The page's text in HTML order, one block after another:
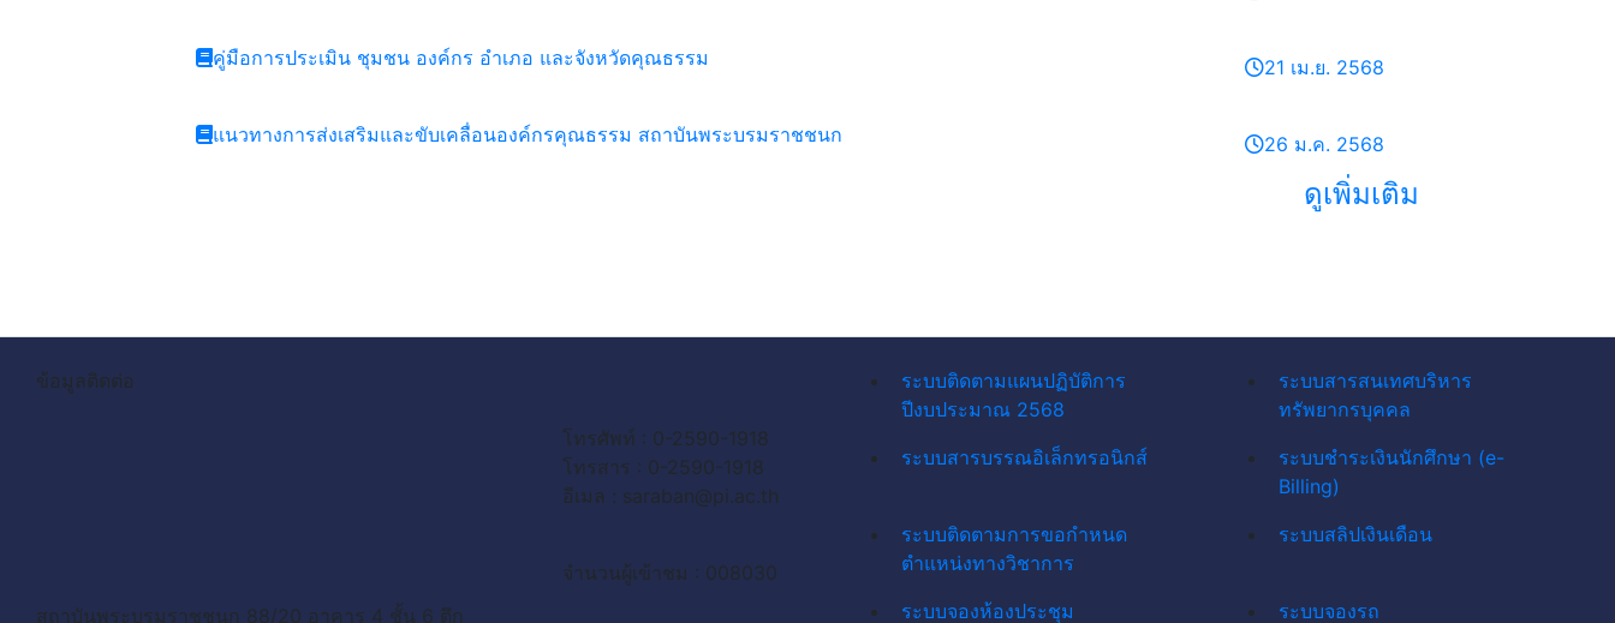
คู่มือการประเมิน ชุมชน องค์กร อำเภอ และจังหวัดคุณธรรม 21 เม.ย. 2568
แนวทางการส่งเสริมและขับเคลื่อนองค์กรคุณธรรม สถาบันพระบรมราชชนก 26 ม.ค. 2568
ดูเพิ่มเติม
ข้อมูลติดต่อ
สถาบันพระบรมราชชนก 88/20 อาคาร 4 ชั้น 6 ตึก
โทรศัพท์ : 0-2590-1918
โทรสาร : 0-2590-1918
อีเมล : saraban@pi.ac.th
จำนวนผู้เข้าชม : 008030
ระบบติดตามแผนปฏิบัติการ
ปีงบประมาณ 2568
ระบบสารสนเทศบริหาร
ทรัพยากรบุคคล
ระบบสารบรรณอิเล็กทรอนิกส์
ระบบชำระเงินนักศึกษา (e-
Billing)
ระบบติดตามการขอกำหนด
ตำแหน่งทางวิชาการ
ระบบสลิปเงินเดือน
ระบบจองห้องประชุม ระบบจองรถ